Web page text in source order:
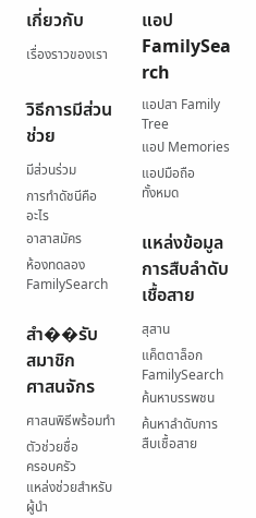
เกี่ยวกับ
เรื่องราวของเรา
วิธีการมีส่วน
ช่วย
มีส่วนร่วม
การทำดัชนีคือ
อะไร
อาสาสมัคร
ห้องทดลอง
FamilySearch
สำ��รับ
สมาชิก
ศาสนจักร
ศาสนพิธีพร้อมทำ
ตัวช่วยชื่อ
ครอบครัว
แหล่งช่วยสำหรับ
ผู้นำ
แอป
FamilySea
rch
แอปสา Family
Tree
แอป Memories
แอปมือถือ
ทั้งหมด
แหล่งข้อมูล
การสืบลำดับ
เชื้อสาย
สุสาน
แค็ตตาล็อก
FamilySearch
ค้นหาบรรพชน
ค้นหาลำดับการ
สืบเชื้อสาย